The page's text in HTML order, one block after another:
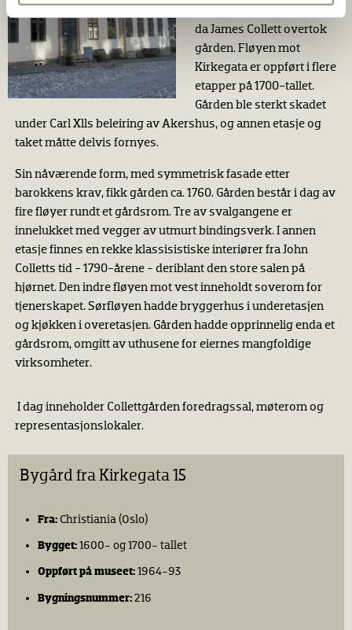
da James Collett overtok
gården. Fløyen mot
Kirkegata er oppført i flere
etapper på 1700-tallet.
Gården ble sterkt skadet
under Carl Xlls beleiring av Akershus, og annen etasje og
taket måtte delvis fornyes.
Sin nåværende form, med symmetrisk fasade etter
barokkens krav, fikk gården ca. 1760. Gården består i dag av
fire fløyer rundt et gårdsrom. Tre av svalgangene er
innelukket med vegger av utmurt bind­ingsverk. I annen
etasje finnes en rekke klassisistiske interiører fra John
Colletts tid - 1790-årene - deriblant den store salen på
hjørnet. Den indre fløyen mot vest inneholdt soverom for
tjenerskapet. Sørfløyen hadde bryggerhus i underetasjen
og kjøkken i overetasjen. Gården hadde opprinnelig enda et
gårdsrom, omgitt av uthusene for eiernes mangfoldige
virksomheter.
I dag inneholder Collettgården foredragssal, møterom og
representasjonslokaler.
Bygård fra Kirkegata 15
Fra:Christiania (Oslo)
Bygget: 1600- og 1700- tallet
Oppført på museet:1964-93
Bygningsnummer:216